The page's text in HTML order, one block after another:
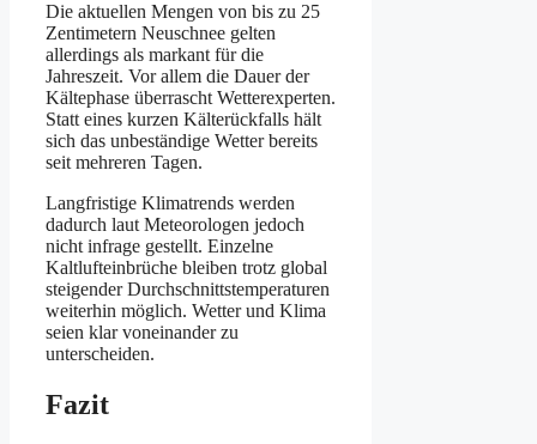
Die aktuellen Mengen von bis zu 25
Zentimetern Neuschnee gelten
allerdings als markant für die
Jahreszeit. Vor allem die Dauer der
Kältephase überrascht Wetterexperten.
Statt eines kurzen Kälterückfalls hält
sich das unbeständige Wetter bereits
seit mehreren Tagen.
Langfristige Klimatrends werden
dadurch laut Meteorologen jedoch
nicht infrage gestellt. Einzelne
Kaltlufteinbrüche bleiben trotz global
steigender Durchschnittstemperaturen
weiterhin möglich. Wetter und Klima
seien klar voneinander zu
unterscheiden.
Fazit